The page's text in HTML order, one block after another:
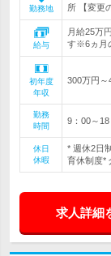
勤務地 所 【変更
給与
月給25万
す※6ヵ月
初年度
年収
300万円～
勤務
時間
9：00～
休日
休暇
* 週休2日
育休制度*
求人詳細